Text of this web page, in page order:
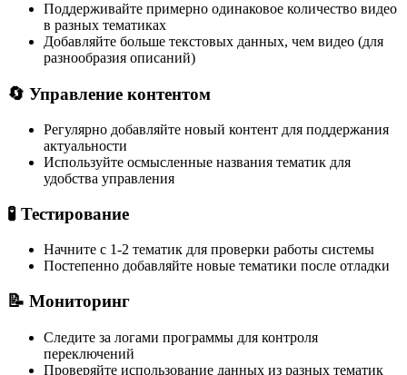
Поддерживайте примерно одинаковое количество видео
в разных тематиках
Добавляйте больше текстовых данных, чем видео (для
разнообразия описаний)
🔄 Управление контентом
Регулярно добавляйте новый контент для поддержания
актуальности
Используйте осмысленные названия тематик для
удобства управления
🧪 Тестирование
Начните с 1-2 тематик для проверки работы системы
Постепенно добавляйте новые тематики после отладки
📝 Мониторинг
Следите за логами программы для контроля
переключений
Проверяйте использование данных из разных тематик